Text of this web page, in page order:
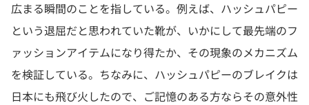
広まる瞬間のことを指している。例えば、ハッシュパピー
という退屈だと思われていた靴が、いかにして最先端のフ
ァッションアイテムになり得たか、その現象のメカニズム
を検証している。ちなみに、ハッシュパピーのブレイクは
日本にも飛び火したので、ご記憶のある方ならその意外性